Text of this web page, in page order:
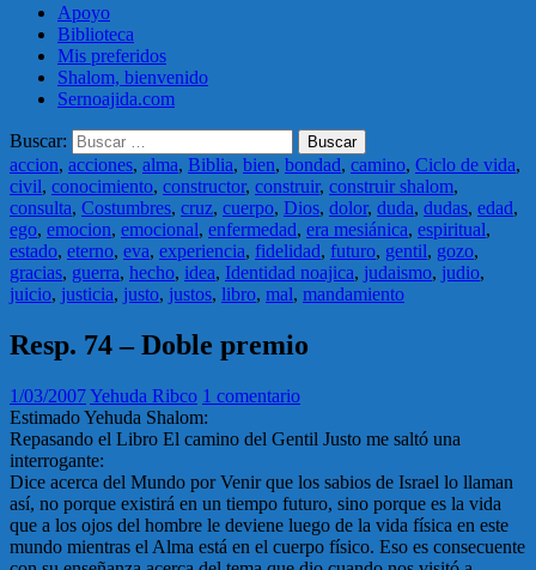
Apoyo
Biblioteca
Mis preferidos
Shalom, bienvenido
Sernoajida.com
Buscar:
accion, acciones, alma, Biblia, bien, bondad, camino, Ciclo de vida,
civil, conocimiento, constructor, construir, construir shalom,
consulta, Costumbres, cruz, cuerpo, Dios, dolor, duda, dudas, edad,
ego, emocion, emocional, enfermedad, era mesiánica, espiritual,
estado, eterno, eva, experiencia, fidelidad, futuro, gentil, gozo,
gracias, guerra, hecho, idea, Identidad noajica, judaismo, judio,
juicio, justicia, justo, justos, libro, mal, mandamiento
Resp. 74 – Doble premio
1/03/2007Yehuda Ribco 1 comentario
Estimado Yehuda Shalom:
Repasando el Libro El camino del Gentil Justo me saltó una
interrogante:
Dice acerca del Mundo por Venir que los sabios de Israel lo llaman
así­­, no porque existirá en un tiempo futuro, sino porque es la vida
que a los ojos del hombre le deviene luego de la vida fí­­sica en este
mundo mientras el Alma está en el cuerpo fí­­sico. Eso es consecuente